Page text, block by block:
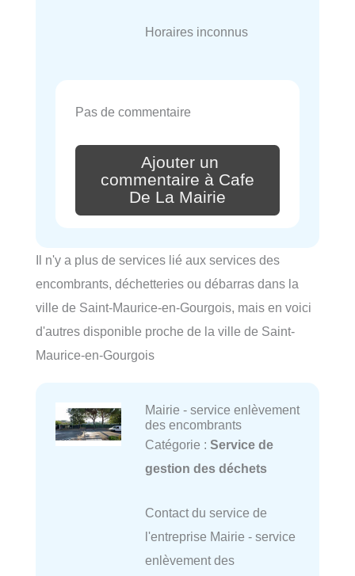
Horaires inconnus
Pas de commentaire
Ajouter un
commentaire à Cafe
De La Mairie
Il n'y a plus de services lié aux services des
encombrants, déchetteries ou débarras dans la
ville de Saint-Maurice-en-Gourgois, mais en voici
d'autres disponible proche de la ville de Saint-
Maurice-en-Gourgois
Mairie - service enlèvement
des encombrants
Catégorie : Service de
gestion des déchets
Contact du service de
l'entreprise Mairie - service
enlèvement des